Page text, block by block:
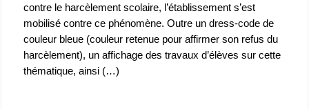
contre le harcèlement scolaire, l’établissement s’est
mobilisé contre ce phénomène. Outre un dress-code de
couleur bleue (couleur retenue pour affirmer son refus du
harcèlement), un affichage des travaux d’élèves sur cette
thématique, ainsi (…)